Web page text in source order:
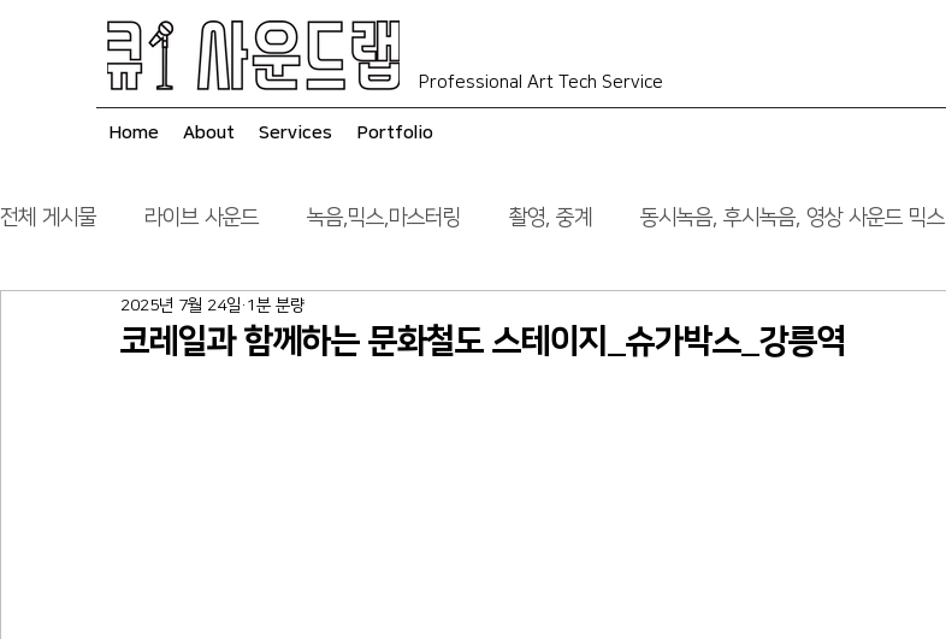
Professional Art Tech Service
Home About Services Portfolio
전체 게시물 라이브 사운드 녹음,믹스,마스터링 촬영, 중계 동시녹음, 후시녹음, 영상 사운드 믹스
음향 시스템 컨설팅 시공
코레일과 함께하는 문화철도 스테이지_슈가박스_강릉역
2025년 7월 24일 1분 분량